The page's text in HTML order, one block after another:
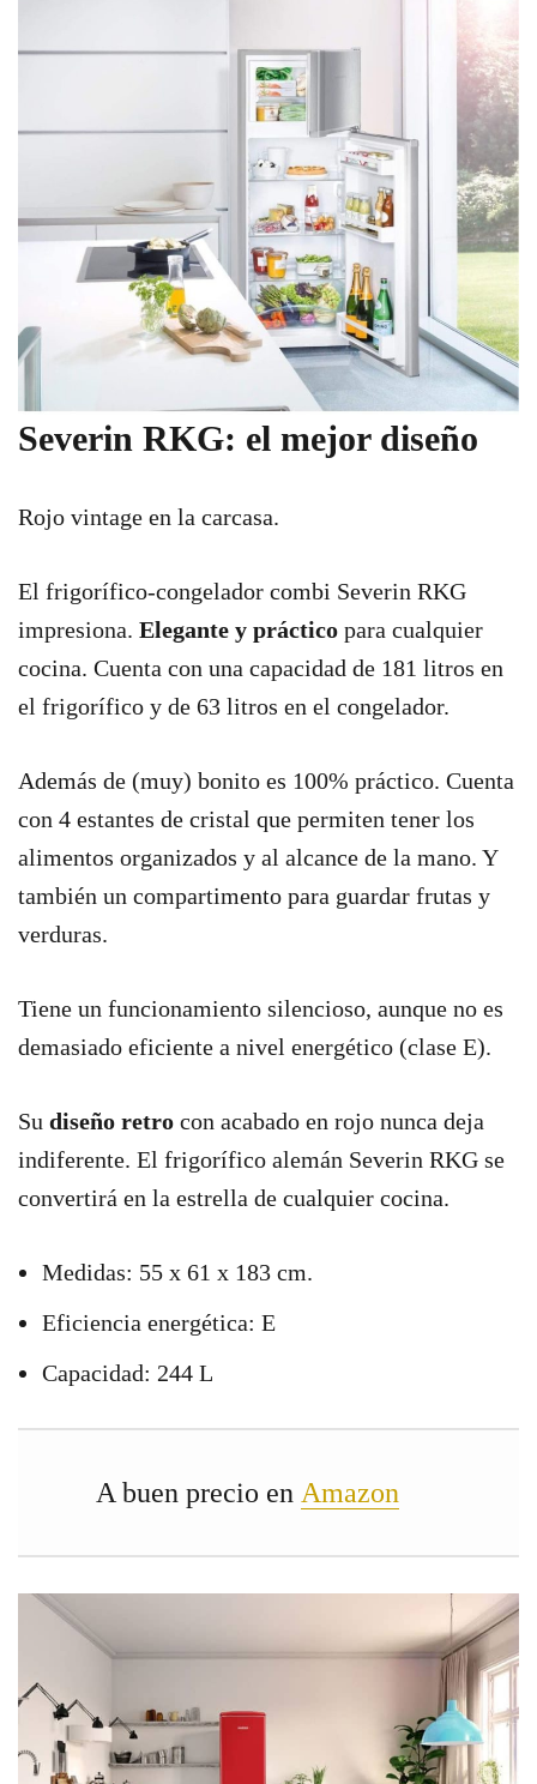
Severin RKG: el mejor diseño
Rojo vintage en la carcasa.
El frigorífico-congelador combi Severin RKG
impresiona. Elegante y práctico para cualquier
cocina. Cuenta con una capacidad de 181 litros en
el frigorífico y de 63 litros en el congelador.
Además de (muy) bonito es 100% práctico. Cuenta
con 4 estantes de cristal que permiten tener los
alimentos organizados y al alcance de la mano. Y
también un compartimento para guardar frutas y
verduras.
Tiene un funcionamiento silencioso, aunque no es
demasiado eficiente a nivel energético (clase E).
Su diseño retro con acabado en rojo nunca deja
indiferente. El frigorífico alemán Severin RKG se
convertirá en la estrella de cualquier cocina.
Medidas: 55 x 61 x 183 cm.
Eficiencia energética: E
Capacidad: 244 L
A buen precio en Amazon